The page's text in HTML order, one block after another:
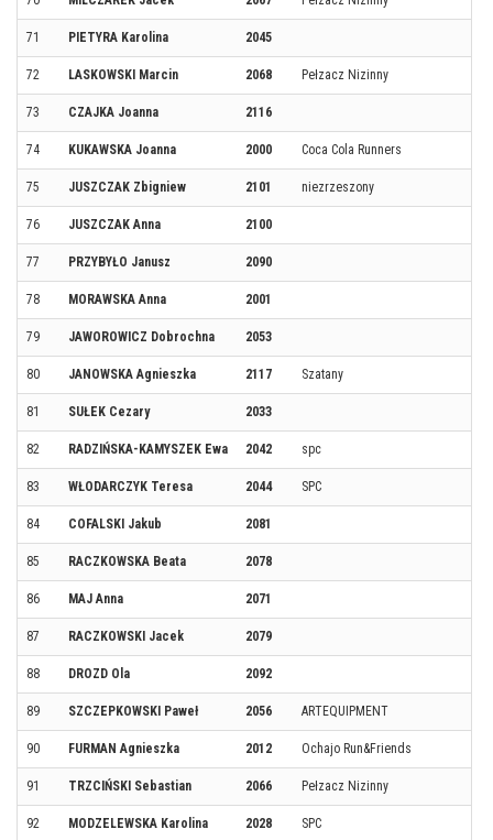
71 PIETYRA Karolina 2045
72 LASKOWSKI Marcin 2068 Pełzacz Nizinny
73 CZAJKA Joanna 2116
74 KUKAWSKA Joanna 2000 Coca Cola Runners
75 JUSZCZAK Zbigniew 2101 niezrzeszony
76 JUSZCZAK Anna 2100
77 PRZYBYŁO Janusz 2090
78 MORAWSKA Anna 2001
79 JAWOROWICZ Dobrochna 2053
80 JANOWSKA Agnieszka 2117 Szatany
81 SUŁEK Cezary 2033
82 RADZIŃSKA-KAMYSZEK Ewa 2042 spc
83 WŁODARCZYK Teresa 2044 SPC
84 COFALSKI Jakub 2081
85 RACZKOWSKA Beata 2078
86 MAJ Anna 2071
87 RACZKOWSKI Jacek 2079
88 DROZD Ola 2092
89 SZCZEPKOWSKI Paweł 2056 ARTEQUIPMENT
90 FURMAN Agnieszka 2012 Ochajo Run&Friends
91 TRZCIŃSKI Sebastian 2066 Pełzacz Nizinny
92 MODZELEWSKA Karolina 2028 SPC